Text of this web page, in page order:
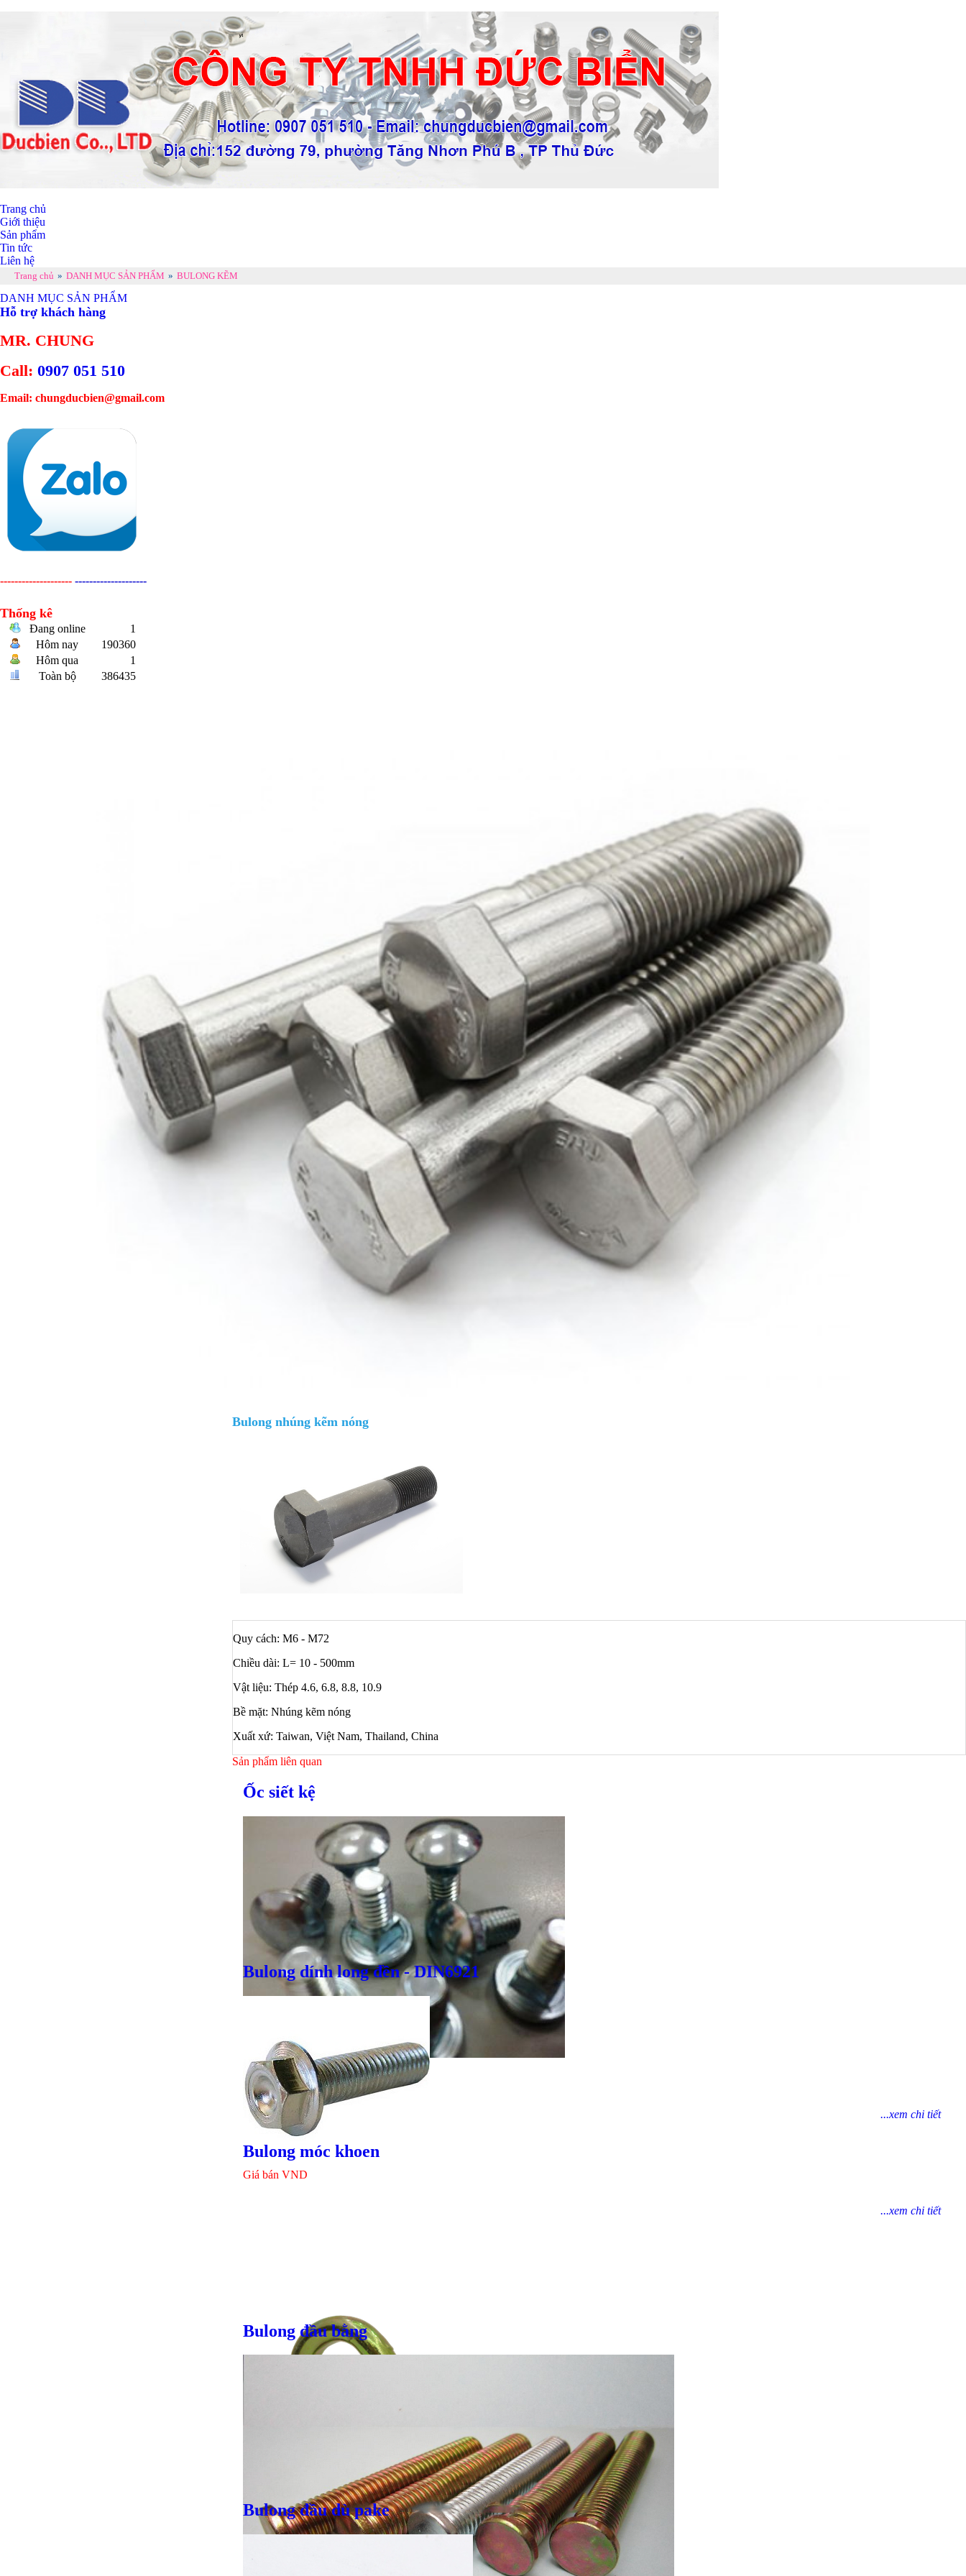
Trang chủ
Giới thiệu
Sản phẩm
Tin tức
Liên hệ
Trang chủ » DANH MỤC SẢN PHẨM » BULONG KẼM
DANH MỤC SẢN PHẨM
Hỗ trợ khách hàng
MR. CHUNG
Call: 0907 051 510
Email: chungducbien@gmail.com
-------------------- --------------------
Thống kê
Đang online
1
Hôm nay
190360
Hôm qua
1
Toàn bộ
386435
Bulong nhúng kẽm nóng
Quy cách: M6 - M72
Chiều dài: L= 10 - 500mm
Vật liệu: Thép 4.6, 6.8, 8.8, 10.9
Bề mặt: Nhúng kẽm nóng
Xuất xứ: Taiwan, Việt Nam, Thailand, China
Sản phẩm liên quan
Ốc siết kệ
Giá bán VND
...xem chi tiết
Bulong dính long đền - DIN6921
Giá bán VND
...xem chi tiết
Bulong móc khoen
Bulong đầu bằng
Bulong đầu dù pake